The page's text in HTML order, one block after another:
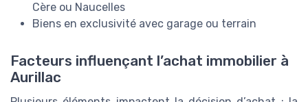
Cère ou Naucelles
Biens en exclusivité avec garage ou terrain
Facteurs influençant l’achat immobilier à
Aurillac